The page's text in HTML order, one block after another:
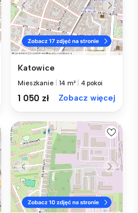
Katowice
Mieszkanie 14 m² 4 pokoi
1 050 zł Zobacz więcej